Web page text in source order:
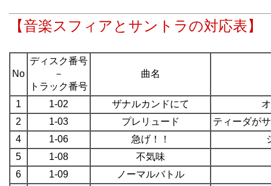
【音楽スフィアとサントラの対応表】
No
ディスク番号
－
トラック番号
曲名
1 1-02 ザナルカンドにて
2
1-03 プレリュード
ティーダが
4
1-06 急げ！！
5
1-08
不気味
6
1-09
ノーマルバトル